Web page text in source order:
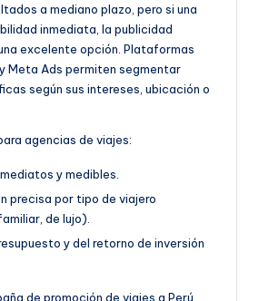
a mediano plazo, pero si una
inmediata, la publicidad
excelente opción. Plataformas
Meta Ads permiten segmentar
según sus intereses, ubicación o
agencias de viajes:
y medibles.
precisa por tipo de viajero
de lujo).
y del retorno de inversión
de promoción de viajes a Perú